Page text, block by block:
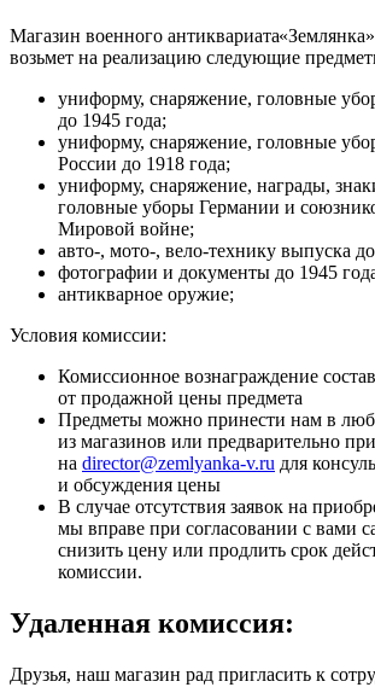
Магазин военного антиквариата«
возьмет на реализацию следующие
униформу, снаряжение, головные
до 1945 года;
униформу, снаряжение, головные
России до 1918 года;
униформу, снаряжение, награды,
головные уборы Германии и
Мировой войне;
авто-, мото-, вело-технику выпуска
фотографии и документы до 1945
антикварное оружие;
Условия комиссии:
Комиссионное вознаграждение
от продажной цены предмета
Предметы можно принести нам в
из магазинов или предварительно
на director@zemlyanka-v.ru для
и обсуждения цены
В случае отсутствия заявок на
мы вправе при согласовании с вами
снизить цену или продлить срок
комиссии.
Удаленная комиссия:
Друзья, наш магазин рад пригласить к